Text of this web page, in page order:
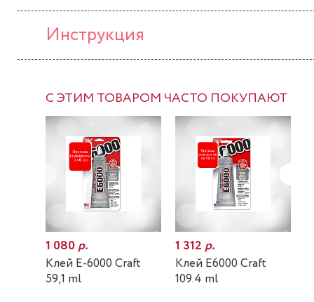
Инструкция
С ЭТИМ ТОВАРОМ ЧАСТО ПОКУПАЮТ
1 080р.
Клей E-6000 Craft
59,1 ml
1 312р.
Клей E6000 Craft
109.4 ml